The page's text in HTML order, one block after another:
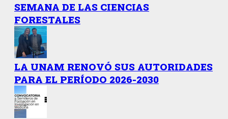
SEMANA DE LAS CIENCIAS
FORESTALES
LA UNAM RENOVÓ SUS AUTORIDADES
PARA EL PERÍODO 2026-2030